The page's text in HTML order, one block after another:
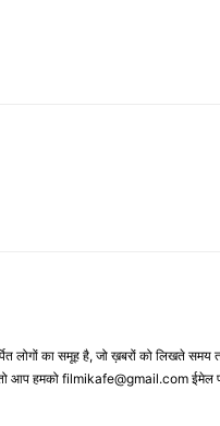
लोगों का समूह है, जो ख़बरों को लिखते समय
आप हमको filmikafe@gmail.com ईमेल